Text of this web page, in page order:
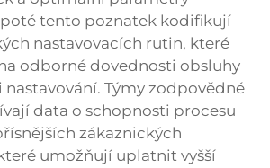
poté tento poznatek kodifikují
nastavovacích rutin, které
odborné dovednosti obsluhy
Týmy zodpovědné
data o schopnosti procesu
zákaznických
umožňují uplatnit vyšší